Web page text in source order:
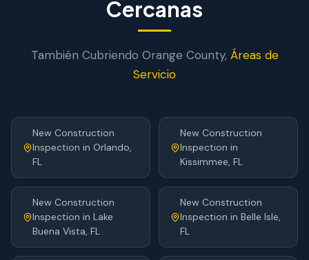
Cercanas
También Cubriendo Orange County, Áreas de
Servicio
New Construction
Inspection in Orlando,
FL
New Construction
Inspection in
Kissimmee, FL
New Construction
Inspection in Lake
Buena Vista, FL
New Construction
Inspection in Belle Isle,
FL